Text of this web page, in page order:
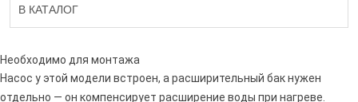
В КАТАЛОГ
Необходимо для монтажа
Насос у этой модели встроен, а расширительный бак нужен
отдельно — он компенсирует расширение воды при нагреве.